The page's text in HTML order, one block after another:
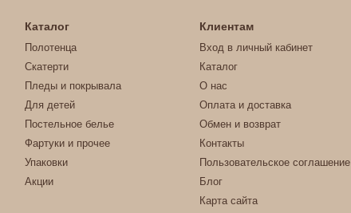
Каталог
Полотенца
Скатерти
Пледы и покрывала
Для детей
Постельное белье
Фартуки и прочее
Упаковки
Акции
Клиентам
Вход в личный кабинет
Каталог
О нас
Оплата и доставка
Обмен и возврат
Контакты
Пользовательское соглашение
Блог
Карта сайта